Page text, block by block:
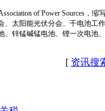
of Power Sources
太阳能光伏分会、干电池工
锌锰碱锰电池、锂一次电
[ 资讯搜